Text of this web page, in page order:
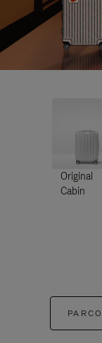
Original
Cabin